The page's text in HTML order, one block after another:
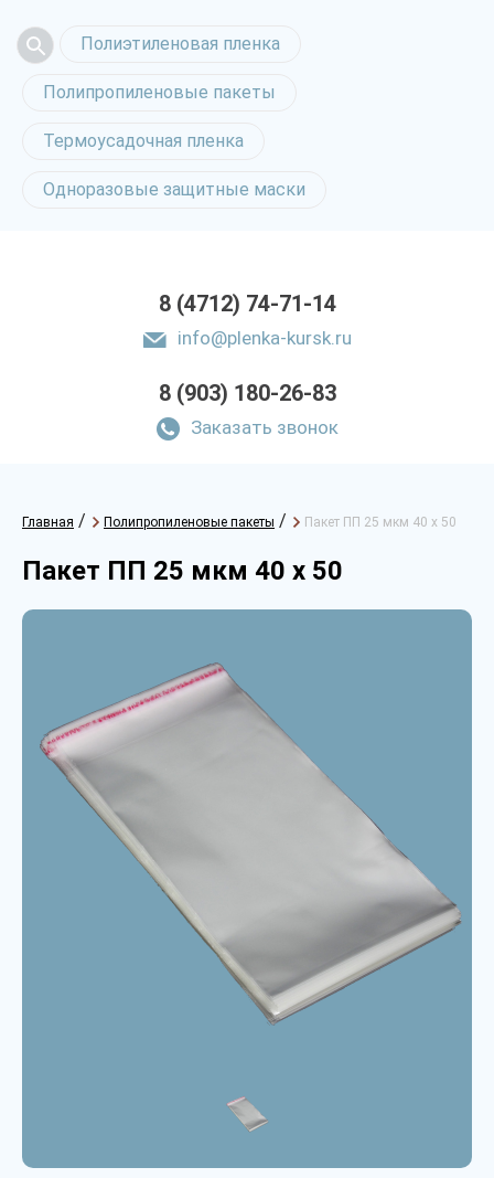
Полиэтиленовая пленка
Полипропиленовые пакеты
Термоусадочная пленка
Одноразовые защитные маски
8 (4712) 74-71-14
info@plenka-kursk.ru
8 (903) 180-26-83
Заказать звонок
Главная / Полипропиленовые пакеты / Пакет ПП 25 мкм 40 х 50
Пакет ПП 25 мкм 40 х 50